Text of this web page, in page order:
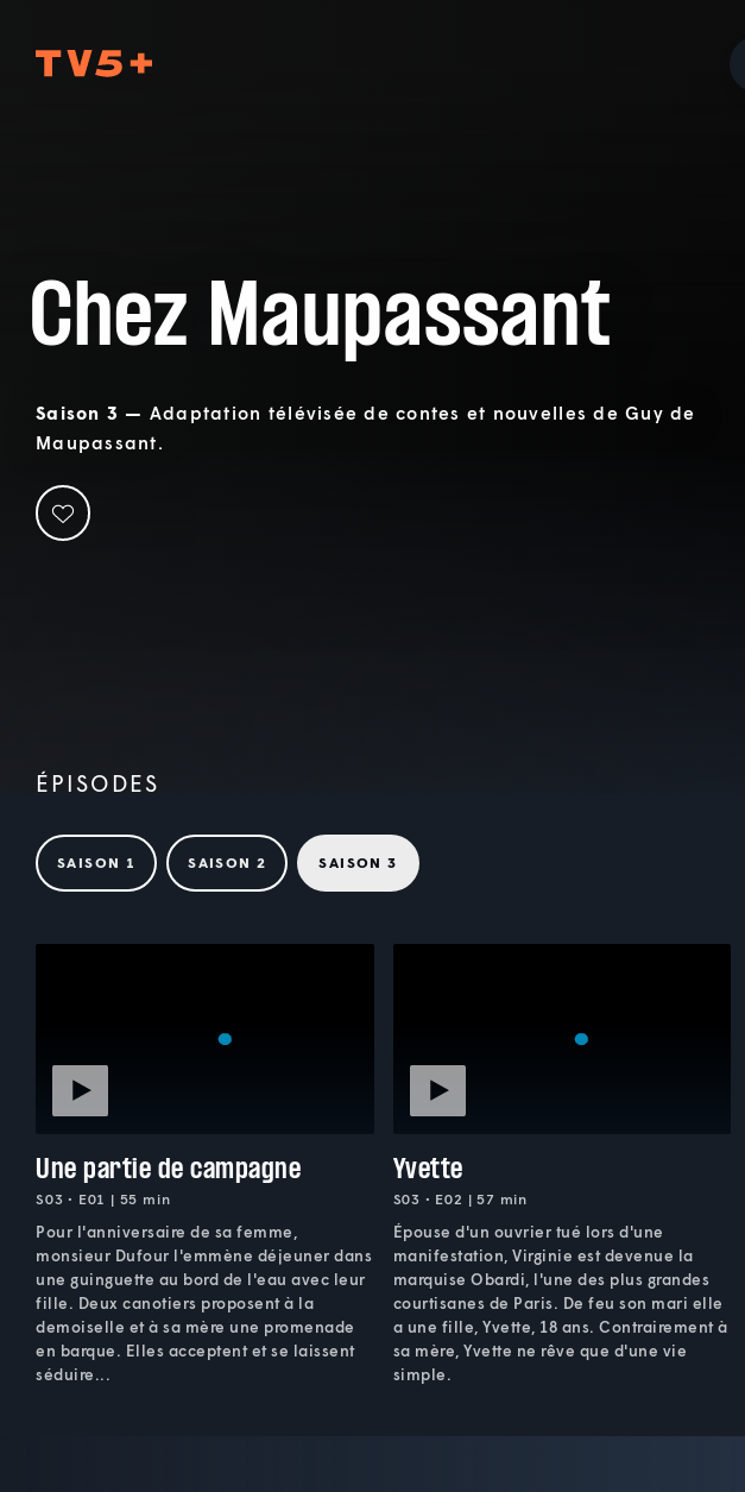
Chez Maupassant
Saison 3 — Adaptation télévisée de contes et nouvelles de Guy de
Maupassant.
ÉPISODES
SAISON 1 SAISON 2 SAISON 3
Une partie de campagne
S03 • E01 | 55 min
Pour l'anniversaire de sa femme,
monsieur Dufour l'emmène déjeuner dans
une guinguette au bord de l'eau avec leur
fille. Deux canotiers proposent à la
demoiselle et à sa mère une promenade
en barque. Elles acceptent et se laissent
séduire...
Yvette
S03 • E02 | 57 min
Épouse d'un ouvrier tué lors d'une
manifestation, Virginie est devenue la
marquise Obardi, l'une des plus grandes
courtisanes de Paris. De feu son mari elle
a une fille, Yvette, 18 ans. Contrairement à
sa mère, Yvette ne rêve que d'une vie
simple.